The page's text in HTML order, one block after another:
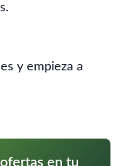
y empieza a
en tu